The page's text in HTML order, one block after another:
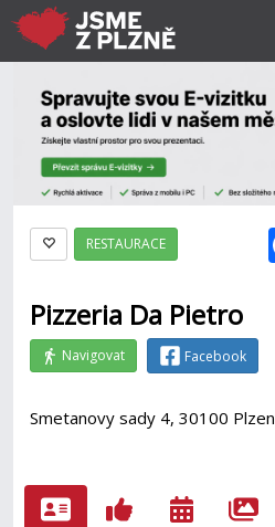
RESTAURACE
Pizzeria Da Pietro
Navigovat Facebook
Smetanovy sady 4, 30100 Plzen